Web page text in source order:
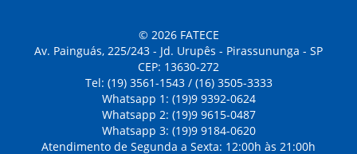
© 2026 FATECE
Av. Painguás, 225/243 - Jd. Urupês - Pirassununga - SP
CEP: 13630-272
Tel: (19) 3561-1543 / (16) 3505-3333
Whatsapp 1: (19)9 9392-0624
Whatsapp 2: (19)9 9615-0487
Whatsapp 3: (19)9 9184-0620
Atendimento de Segunda a Sexta: 12:00h às 21:00h